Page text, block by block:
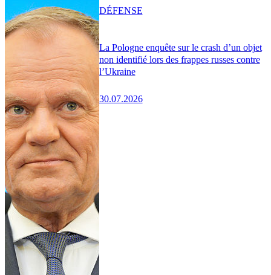
La Pologne enquête sur le crash d’un objet
non identifié lors des frappes russes contre
l’Ukraine
30.07.2026
DÉFENSE